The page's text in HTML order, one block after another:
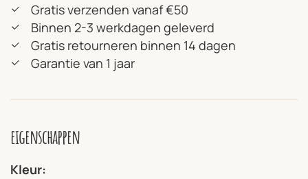
Gratis verzenden vanaf €50
Binnen 2-3 werkdagen geleverd
Gratis retourneren binnen 14 dagen
Garantie van 1 jaar
eigenschappen
Kleur